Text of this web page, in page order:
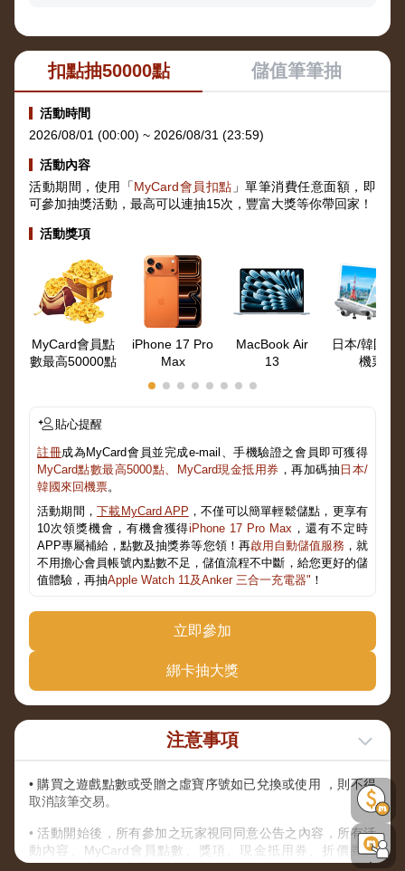
扣點抽50000點 儲值筆筆抽
活動時間
2026/08/01 (00:00) ~ 2026/08/31 (23:59)
活動內容
活動期間，使用「MyCard會員扣點 」單筆消費任意面額，即
可參加抽獎活動，最高可以連抽15次，豐富大獎等你帶回家！
活動獎項
MyCard會員點
數最高50000點
iPhone 17 Pro
Max
MacBook Air
13
日本/韓國來
機票
貼心提醒
註冊成為MyCard會員並完成e-mail、手機驗證之會員即可獲得
MyCard點數最高5000點、MyCard現金抵用券 ，再加碼抽 日本/
韓國來回機票。
活動期間，下載MyCard APP ，不僅可以簡單輕鬆儲點，更享有
10次領獎機會，有機會獲得iPhone 17 Pro Max ，還有不定時
APP專屬補給，點數及抽獎券等您領！再啟用自動儲值服務，就
不用擔心會員帳號內點數不足，儲值流程不中斷，給您更好的儲
值體驗，再抽Apple Watch 11及Anker 三合一充電器" ！
立即參加
綁卡抽大獎
注意事項
• 購買之遊戲點數或受贈之虛寶序號如已兌換或使用 ，則不得
取消該筆交易。
• 活動開始後，所有參加之玩家視同同意公告之內容，所有活
動內容、MyCard會員點數、獎項、現金抵用券、折價券、
COUPON之發送方式，主辦單位保留以上活動及獎項內容修改